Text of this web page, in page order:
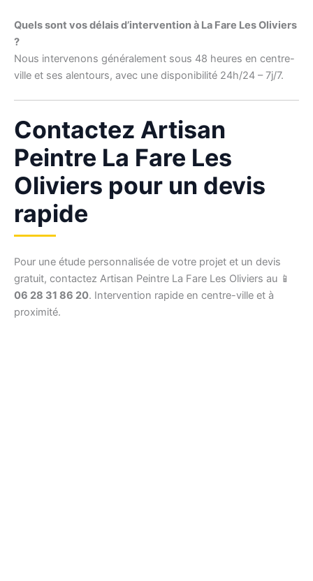
Quels sont vos délais d’intervention à La Fare Les Oliviers
?
Nous intervenons généralement sous 48 heures en centre-
ville et ses alentours, avec une disponibilité 24h/24 – 7j/7.
Contactez Artisan
Peintre La Fare Les
Oliviers pour un devis
rapide
Pour une étude personnalisée de votre projet et un devis
gratuit, contactez Artisan Peintre La Fare Les Oliviers au 📱
06 28 31 86 20. Intervention rapide en centre-ville et à
proximité.